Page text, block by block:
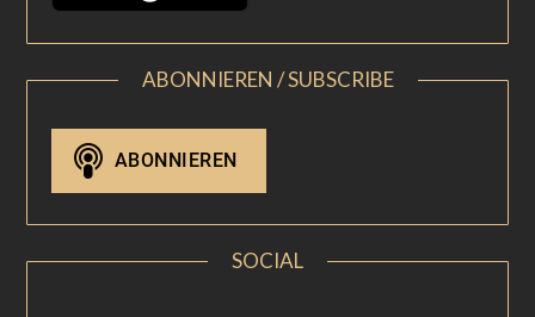
ABONNIEREN / SUBSCRIBE
SOCIAL